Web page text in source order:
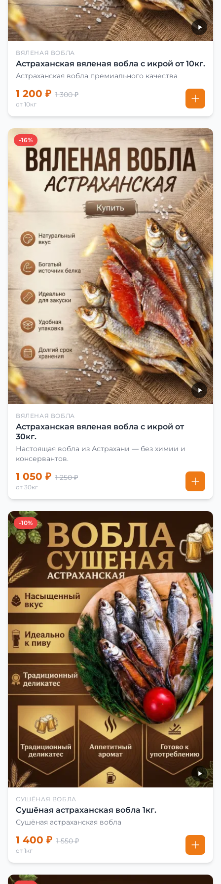
ВЯЛЕНАЯ ВОБЛА
Астраханская вяленая вобла с икрой от 10кг.
Астраханская вобла премиального качества
1 200 ₽ 1 300 ₽
от 10кг
-16%
ВЯЛЕНАЯ ВОБЛА
Астраханская вяленая вобла с икрой от
30кг.
Настоящая вобла из Астрахани — без химии и
консервантов.
1 050 ₽ 1 250 ₽
от 30кг
-10%
СУШЁНАЯ ВОБЛА
Сушёная астраханская вобла 1кг.
Сушёная астраханская вобла
1 400 ₽ 1 550 ₽
от 1кг